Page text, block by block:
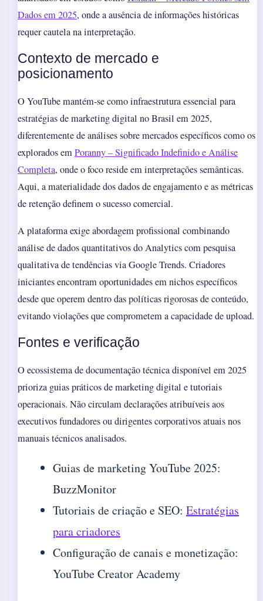
Dados em 2025, onde a ausência de informações históricas
requer cautela na interpretação.
Contexto de mercado e
posicionamento
O YouTube mantém-se como infraestrutura essencial para
estratégias de marketing digital no Brasil em 2025,
diferentemente de análises sobre mercados específicos como os
explorados emPoranny – Significado Indefinido e Análise
Completa, onde o foco reside em interpretações semânticas.
Aqui, a materialidade dos dados de engajamento e as métricas
de retenção definem o sucesso comercial.
A plataforma exige abordagem profissional combinando
análise de dados quantitativos do Analytics com pesquisa
qualitativa de tendências via Google Trends. Criadores
iniciantes encontram oportunidades em nichos específicos
desde que operem dentro das políticas rigorosas de conteúdo,
evitando violações que comprometem a capacidade de upload.
Fontes e verificação
O ecossistema de documentação técnica disponível em 2025
prioriza guias práticos de marketing digital e tutoriais
operacionais. Não circulam declarações atribuíveis aos
executivos fundadores ou dirigentes corporativos atuais nos
manuais técnicos analisados.
Guias de marketing YouTube 2025:
BuzzMonitor
Tutoriais de criação e SEO: Estratégias
para criadores
Configuração de canais e monetização:
YouTube Creator Academy